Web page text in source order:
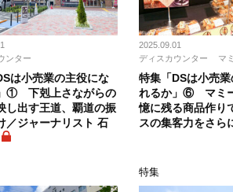
ンター
は小売業の主役にな
① 下剋上さながらの
し出す王道、覇道の振
／ジャーナリスト 石
2025.09.01
ディスカウンター
マ
特集「DSは小売
れるか」⑥ マミ
憶に残る商品作り
スの集客力をさら
特集